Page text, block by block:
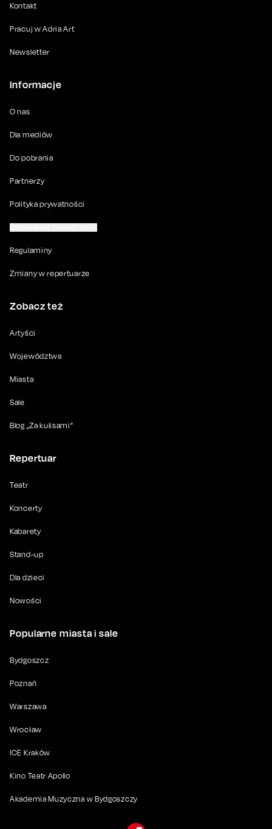
Kontakt
Pracuj w Adria Art
Newsletter
Informacje
O nas
Dla mediów
Do pobrania
Partnerzy
Polityka prywatności
Regulaminy
Zmiany w repertuarze
Zobacz też
Artyści
Województwa
Miasta
Sale
Blog „Za kulisami”
Repertuar
Teatr
Koncerty
Kabarety
Stand-up
Dla dzieci
Nowości
Popularne miasta i sale
Bydgoszcz
Poznań
Warszawa
Wrocław
ICE Kraków
Kino Teatr Apollo
Akademia Muzyczna w Bydgoszczy